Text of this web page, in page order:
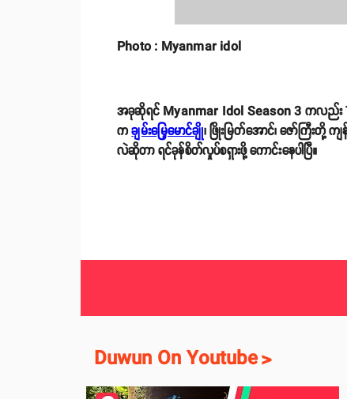
Photo : Myanmar idol
အခုဆိုရင် Myanmar Idol Season 3 ကလည်း
ကချမ်းမြေ့မောင်ချိ၊ ဖြိုးမြတ်အောင်၊ ဇော်ကြီးတို့
လဲဆိုတာ ရင်ခုန်စိတ်လှုပ်စရှားဖို့ ကောင်းနေပါပြီ။
Duwun On Youtube>